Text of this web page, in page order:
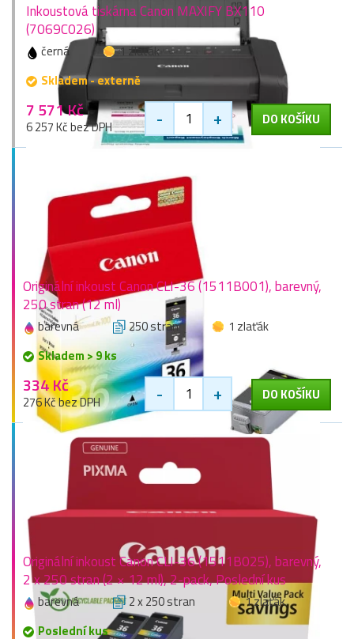
Inkoustová tiskárna Canon MAXIFY BX110
(7069C026)
černá
1 zlaťák
Skladem - externě
7 571 Kč
6 257 Kč bez DPH - + DO KOŠÍKU
Originální inkoust Canon CLI-36 (1511B001), barevný,
250 stran (12 ml)
barevná 250 stran
1 zlaťák
Skladem > 9 ks
334 Kč
276 Kč bez DPH - + DO KOŠÍKU
Originální inkoust Canon CLI-36 (1511B025), barevný,
2 x 250 stran (2 × 12 ml), 2-pack, Poslední kus
barevná 2 x 250 stran
1 zlaťák
Poslední kus